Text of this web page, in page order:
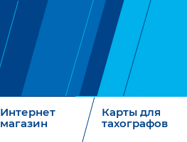
Интернет
магазин
Карты для
тахографов